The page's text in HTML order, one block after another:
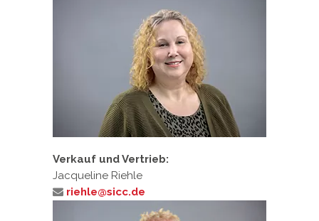
Verkauf und Vertrieb:
Jacqueline Riehle
riehle@sicc.de